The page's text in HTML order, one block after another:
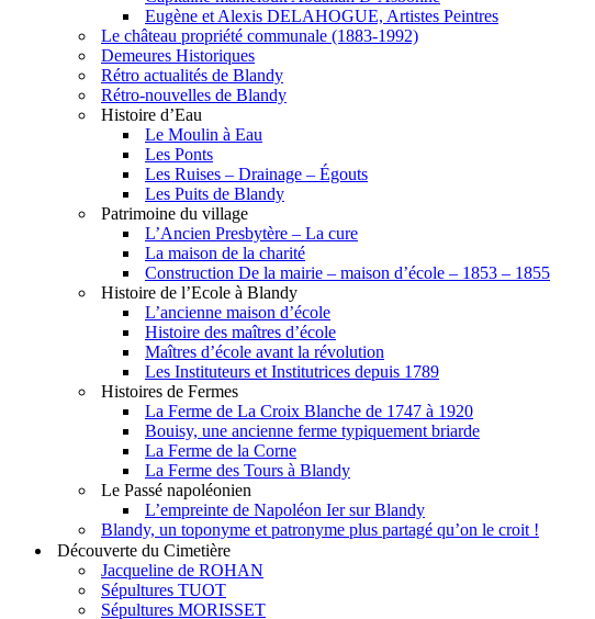
Eugène et Alexis DELAHOGUE, Artistes Peintres
Le château propriété communale (1883-1992)
Demeures Historiques
Rétro actualités de Blandy
Rétro-nouvelles de Blandy
Histoire d’Eau
Le Moulin à Eau
Les Ponts
Les Ruises – Drainage – Égouts
Les Puits de Blandy
Patrimoine du village
L’Ancien Presbytère – La cure
La maison de la charité
Construction De la mairie – maison d’école – 1853 – 1855
Histoire de l’Ecole à Blandy
L’ancienne maison d’école
Histoire des maîtres d’école
Maîtres d’école avant la révolution
Les Instituteurs et Institutrices depuis 1789
Histoires de Fermes
La Ferme de La Croix Blanche de 1747 à 1920
Bouisy, une ancienne ferme typiquement briarde
La Ferme de la Corne
La Ferme des Tours à Blandy
Le Passé napoléonien
L’empreinte de Napoléon Ier sur Blandy
Blandy, un toponyme et patronyme plus partagé qu’on le croit !
Découverte du Cimetière
Jacqueline de ROHAN
Sépultures TUOT
Sépultures MORISSET